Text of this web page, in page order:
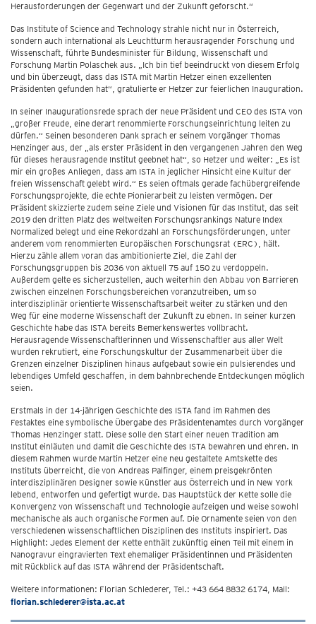
Herausforderungen der Gegenwart und der Zukunft geforscht.“
Das Institute of Science and Technology strahle nicht nur in Österreich,
sondern auch international als Leuchtturm herausragender Forschung und
Wissenschaft, führte Bundesminister für Bildung, Wissenschaft und
Forschung Martin Polaschek aus. „Ich bin tief beeindruckt von diesem Erfolg
und bin überzeugt, dass das ISTA mit Martin Hetzer einen exzellenten
Präsidenten gefunden hat“, gratulierte er Hetzer zur feierlichen Inauguration.
In seiner Inaugurationsrede sprach der neue Präsident und CEO des ISTA von
„großer Freude, eine derart renommierte Forschungseinrichtung leiten zu
dürfen.“ Seinen besonderen Dank sprach er seinem Vorgänger Thomas
Henzinger aus, der „als erster Präsident in den vergangenen Jahren den Weg
für dieses herausragende Institut geebnet hat“, so Hetzer und weiter: „Es ist
mir ein großes Anliegen, dass am ISTA in jeglicher Hinsicht eine Kultur der
freien Wissenschaft gelebt wird.“ Es seien oftmals gerade fachübergreifende
Forschungsprojekte, die echte Pionierarbeit zu leisten vermögen. Der
Präsident skizzierte zudem seine Ziele und Visionen für das Institut, das seit
2019 den dritten Platz des weltweiten Forschungsrankings Nature Index
Normalized belegt und eine Rekordzahl an Forschungsförderungen, unter
anderem vom renommierten Europäischen Forschungsrat (ERC), hält.
Hierzu zähle allem voran das ambitionierte Ziel, die Zahl der
Forschungsgruppen bis 2036 von aktuell 75 auf 150 zu verdoppeln.
Außerdem gelte es sicherzustellen, auch weiterhin den Abbau von Barrieren
zwischen einzelnen Forschungsbereichen voranzutreiben, um so
interdisziplinär orientierte Wissenschaftsarbeit weiter zu stärken und den
Weg für eine moderne Wissenschaft der Zukunft zu ebnen. In seiner kurzen
Geschichte habe das ISTA bereits Bemerkenswertes vollbracht.
Herausragende Wissenschaftlerinnen und Wissenschaftler aus aller Welt
wurden rekrutiert, eine Forschungskultur der Zusammenarbeit über die
Grenzen einzelner Disziplinen hinaus aufgebaut sowie ein pulsierendes und
lebendiges Umfeld geschaffen, in dem bahnbrechende Entdeckungen möglich
seien.
Erstmals in der 14-jährigen Geschichte des ISTA fand im Rahmen des
Festaktes eine symbolische Übergabe des Präsidentenamtes durch Vorgänger
Thomas Henzinger statt. Diese solle den Start einer neuen Tradition am
Institut einläuten und damit die Geschichte des ISTA bewahren und ehren. In
diesem Rahmen wurde Martin Hetzer eine neu gestaltete Amtskette des
Instituts überreicht, die von Andreas Palfinger, einem preisgekrönten
interdisziplinären Designer sowie Künstler aus Österreich und in New York
lebend, entworfen und gefertigt wurde. Das Hauptstück der Kette solle die
Konvergenz von Wissenschaft und Technologie aufzeigen und weise sowohl
mechanische als auch organische Formen auf. Die Ornamente seien von den
verschiedenen wissenschaftlichen Disziplinen des Instituts inspiriert. Das
Highlight: Jedes Element der Kette enthält zukünftig einen Teil mit einem in
Nanogravur eingravierten Text ehemaliger Präsidentinnen und Präsidenten
mit Rückblick auf das ISTA während der Präsidentschaft.
Weitere Informationen: Florian Schlederer, Tel.: +43 664 8832 6174, Mail:
florian.schlederer@ista.ac.at